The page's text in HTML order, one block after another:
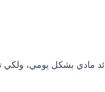
مادي بشكل يومي،